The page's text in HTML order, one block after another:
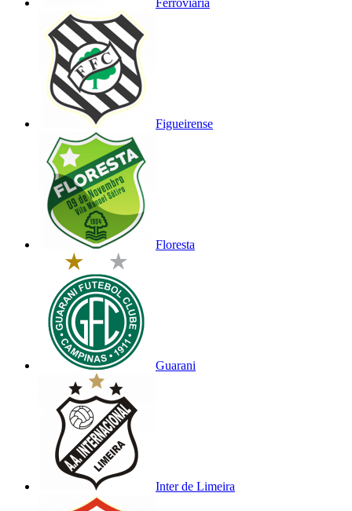
Ferroviária
Figueirense
Floresta
Guarani
Inter de Limeira